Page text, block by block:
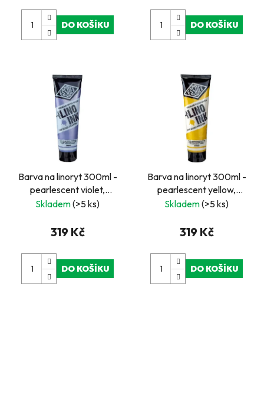
DO KOŠÍKU DO KOŠÍKU
Barva na linoryt 300ml -
pearlescent violet,
perleťová fialková
Skladem(>5 ks)
319 Kč
DO KOŠÍKU
Barva na linoryt 300ml -
pearlescent yellow,
perleťová žlutá
Skladem(>5 ks)
319 Kč
DO KOŠÍKU